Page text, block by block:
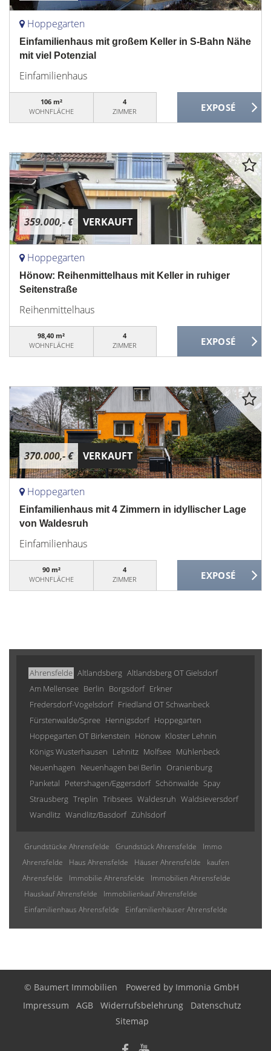
Hoppegarten
Einfamilienhaus mit großem Keller in S-Bahn Nähe
mit viel Potenzial
Einfamilienhaus
106 m²
WOHNFLÄCHE
4
ZIMMER
359.000,- € VERKAUFT
Hoppegarten
Hönow: Reihenmittelhaus mit Keller in ruhiger
Seitenstraße
Reihenmittelhaus
98,40 m²
WOHNFLÄCHE
4
ZIMMER
370.000,- € VERKAUFT
Hoppegarten
Einfamilienhaus mit 4 Zimmern in idyllischer Lage
von Waldesruh
Einfamilienhaus
90 m²
WOHNFLÄCHE
4
ZIMMER
Ahrensfelde Altlandsberg Altlandsberg OT Gielsdorf
Am Mellensee Berlin Borgsdorf Erkner
Fredersdorf-Vogelsdorf Friedland OT Schwanbeck
Fürstenwalde/Spree Hennigsdorf Hoppegarten
Hoppegarten OT Birkenstein Hönow Kloster Lehnin
Königs Wusterhausen Lehnitz Molfsee Mühlenbeck
Neuenhagen Neuenhagen bei Berlin Oranienburg
Panketal Petershagen/Eggersdorf Schönwalde Spay
Strausberg Treplin Tribsees Waldesruh Waldsieversdorf
Wandlitz Wandlitz/Basdorf Zühlsdorf
Grundstücke Ahrensfelde Grundstück Ahrensfelde
Immo
Ahrensfelde
Haus Ahrensfelde Häuser Ahrensfelde
kaufen
Ahrensfelde
Immobilie Ahrensfelde
Immobilien Ahrensfelde
Hauskauf Ahrensfelde
Immobilienkauf Ahrensfelde
Einfamilienhaus Ahrensfelde
Einfamilienhäuser Ahrensfelde
© Baumert Immobilien Powered by Immonia GmbH
Impressum
AGB Widerrufsbelehrung
Datenschutz
Sitemap